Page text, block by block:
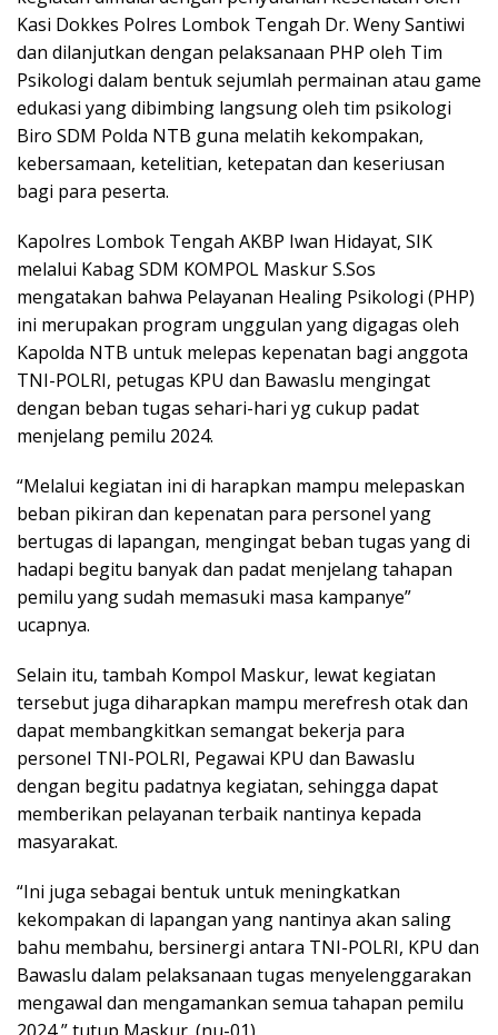
Kasi Dokkes Polres Lombok Tengah Dr. Weny Santiwi
dan dilanjutkan dengan pelaksanaan PHP oleh Tim
Psikologi dalam bentuk sejumlah permainan atau game
edukasi yang dibimbing langsung oleh tim psikologi
Biro SDM Polda NTB guna melatih kekompakan,
kebersamaan, ketelitian, ketepatan dan keseriusan
bagi para peserta.
Kapolres Lombok Tengah AKBP Iwan Hidayat, SIK
melalui Kabag SDM KOMPOL Maskur S.Sos
mengatakan bahwa Pelayanan Healing Psikologi (PHP)
ini merupakan program unggulan yang digagas oleh
Kapolda NTB untuk melepas kepenatan bagi anggota
TNI-POLRI, petugas KPU dan Bawaslu mengingat
dengan beban tugas sehari-hari yg cukup padat
menjelang pemilu 2024.
“Melalui kegiatan ini di harapkan mampu melepaskan
beban pikiran dan kepenatan para personel yang
bertugas di lapangan, mengingat beban tugas yang di
hadapi begitu banyak dan padat menjelang tahapan
pemilu yang sudah memasuki masa kampanye”
ucapnya.
Selain itu, tambah Kompol Maskur, lewat kegiatan
tersebut juga diharapkan mampu merefresh otak dan
dapat membangkitkan semangat bekerja para
personel TNI-POLRI, Pegawai KPU dan Bawaslu
dengan begitu padatnya kegiatan, sehingga dapat
memberikan pelayanan terbaik nantinya kepada
masyarakat.
“Ini juga sebagai bentuk untuk meningkatkan
kekompakan di lapangan yang nantinya akan saling
bahu membahu, bersinergi antara TNI-POLRI, KPU dan
Bawaslu dalam pelaksanaan tugas menyelenggarakan
mengawal dan mengamankan semua tahapan pemilu